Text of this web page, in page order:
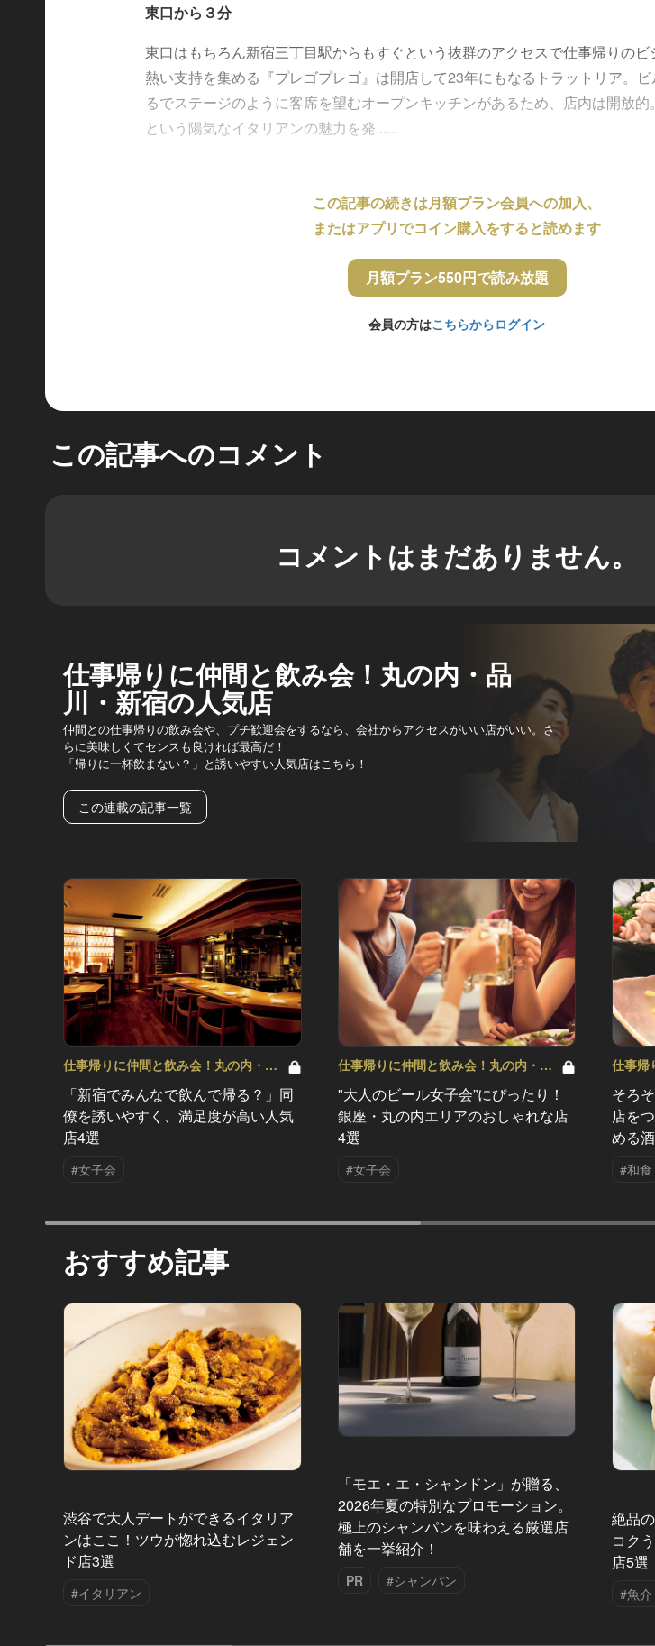
東口から３分
東口はもちろん新宿三丁目駅からもすぐという抜群のアクセスで仕事帰りのビ
熱い支持を集める『プレゴプレゴ』は開店して23年にもなるトラットリア。ビ
るでステージのように客席を望むオープンキッチンがあるため、店内は開放的
という陽気なイタリアンの魅力を発......
この記事の続きは月額プラン会員への加入、
またはアプリでコイン購入をすると読めます
月額プラン550円で読み放題
会員の方はこちらからログイン
この記事へのコメント
コメントはまだありません。
仕事帰りに仲間と飲み会！丸の内・品
川・新宿の人気店
仲間との仕事帰りの飲み会や、プチ歓迎会をするなら、会社からアクセスがいい店がいい。さ
らに美味しくてセンスも良ければ最高だ！
「帰りに一杯飲まない？」と誘いやすい人気店はこちら！
この連載の記事一覧
仕事帰りに仲間と飲み会！丸の内・品
川・新宿の人気店 Vol.6
「新宿でみんなで飲んで帰る？」同
僚を誘いやすく、満足度が高い人気
店4選
#女子会
仕事帰りに仲間と飲み会！丸の内・品
川・新宿の人気店 Vol.5
"大人のビール女子会”にぴったり！
銀座・丸の内エリアのおしゃれな店
4選
#女子会
仕事帰
川・
そろ
店を
める
#和食
おすすめ記事
渋谷で大人デートができるイタリア
ンはここ！ツウが惚れ込むレジェン
ド店3選
#イタリアン
「モエ・エ・シャンドン」が贈る、
2026年夏の特別なプロモーション。
極上のシャンパンを味わえる厳選店
舗を一挙紹介！
PR #シャンパン
絶品
コク
店5選
#魚